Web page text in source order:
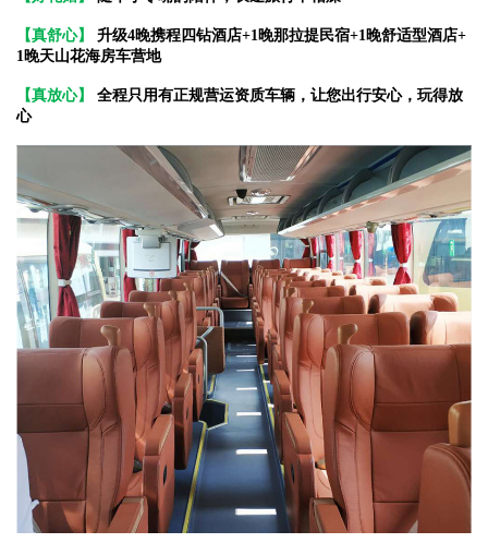
【真舒心】 升级4晚携程四钻酒店+1晚那拉提民宿+1晚舒适型酒店+
1晚天山花海房车营地
【真放心】 全程只用有正规营运资质车辆，让您出行安心，玩得放
心